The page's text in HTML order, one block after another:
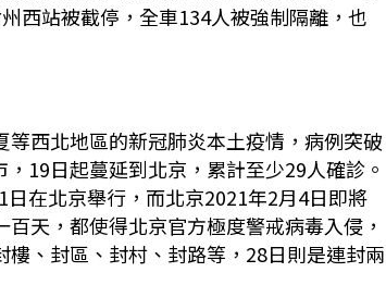
西站被截停，全車134人被強制隔離，也
西北地區的新冠肺炎本土疫情，病例突破
19日起蔓延到北京，累計至少29人確診。
在北京舉行，而北京2021年2月4日即將
天，都使得北京官方極度警戒病毒入侵，
、封區、封村、封路等，28日則是連封兩